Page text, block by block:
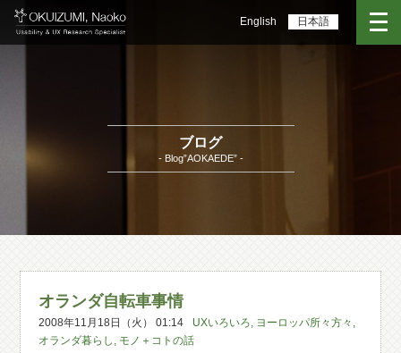
English 日本語
ブログ
- Blog”AOKAEDE” -
オランダ自転車事情
2008年11月18日（火） 01:14 UXいろいろ, ヨーロッパ所々方々 ,
オランダ暮らし , モノ＋コトの話